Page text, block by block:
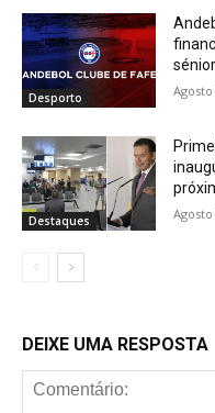
Desporto
sénior
Agosto
Destaques Agosto
DEIXE UMA RESPOSTA